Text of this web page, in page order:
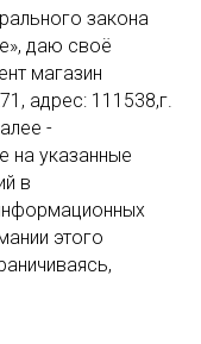
закона
даю своё
магазин
адрес: 111538,г.
-
на указанные
в
этого